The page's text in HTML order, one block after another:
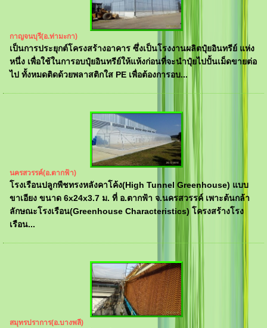
กาญจนบุรี(อ.ท่ามะกา)
เป็นการประยุกต์โครงสร้างอาคาร ซึ่งเป็นโรงงานผลิตปุ๋ยอินทรีย์ แห่ง
หนึ่ง เพื่อใช้ในการอบปุ๋ยอินทรีย์ให้แห้งก่อนที่จะนำปุ๋ยไปปั้นเม็ดขายต่อ
ไป ทั้งหมดติดด้วยพลาสติกใส PE เพื่อต้องการอบ...
นครสวรรค์(อ.ตากฟ้า)
โรงเรือนปลูกพืชทรงหลังคาโค้ง(High Tunnel Greenhouse) แบบ
ขาเอียง ขนาด 6x24x3.7 ม. ที่ อ.ตากฟ้า จ.นครสวรรค์ เพาะต้นกล้า
ลักษณะโรงเรือน(Greenhouse Characteristics) โครงสร้างโรง
เรือน...
สมุทรปราการ(อ.บางพลี)